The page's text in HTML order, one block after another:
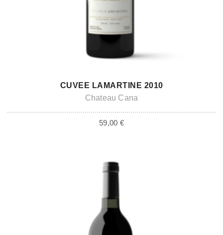
ADD TO CART
CUVEE LAMARTINE 2010
Chateau Cana
59,00 €